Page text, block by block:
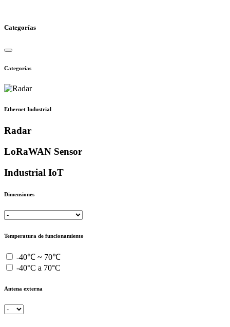
Categorías
Categorías
Ethernet Industrial
Radar
LoRaWAN Sensor
Industrial IoT
Dimensiones
Temperatura de funcionamiento
-40℃ ~ 70℃
-40°C a 70°C
Antena externa